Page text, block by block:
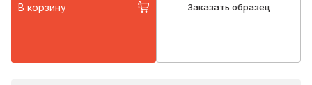
В корзину Заказать образец